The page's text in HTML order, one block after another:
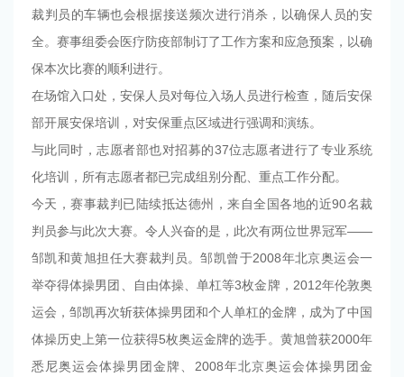
裁判员的车辆也会根据接送频次进行消杀，以确保人员的安
全。赛事组委会医疗防疫部制订了工作方案和应急预案，以确
保本次比赛的顺利进行。
在场馆入口处，安保人员对每位入场人员进行检查，随后安保
部开展安保培训，对安保重点区域进行强调和演练。
与此同时，志愿者部也对招募的37位志愿者进行了专业系统
化培训，所有志愿者都已完成组别分配、重点工作分配。
今天，赛事裁判已陆续抵达德州，来自全国各地的近90名裁
判员参与此次大赛。令人兴奋的是，此次有两位世界冠军——
邹凯和黄旭担任大赛裁判员。邹凯曾于2008年北京奥运会一
举夺得体操男团、自由体操、单杠等3枚金牌，2012年伦敦奥
运会，邹凯再次斩获体操男团和个人单杠的金牌，成为了中国
体操历史上第一位获得5枚奥运金牌的选手。黄旭曾获2000年
悉尼奥运会体操男团金牌、2008年北京奥运会体操男团金